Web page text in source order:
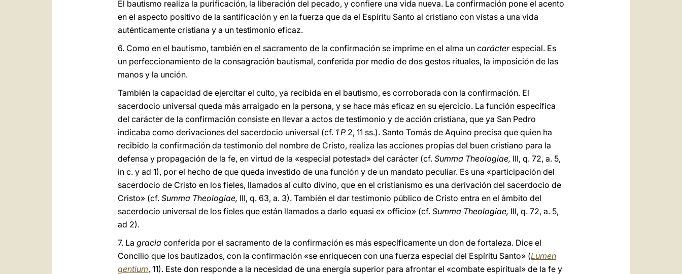
El bautismo realiza la purificación, la liberación del pecado, y confiere una vida nueva. La confirmación pone el acento
en el aspecto positivo de la santificación y en la fuerza que da el Espíritu Santo al cristiano con vistas a una vida
auténticamente cristiana y a un testimonio eficaz.
6. Como en el bautismo, también en el sacramento de la confirmación se imprime en el alma un carácterespecial. Es
un perfeccionamiento de la consagración bautismal, conferida por medio de dos gestos rituales, la imposición de las
manos y la unción.
También la capacidad de ejercitar el culto, ya recibida en el bautismo, es corroborada con la confirmación. El
sacerdocio universal queda más arraigado en la persona, y se hace más eficaz en su ejercicio. La función específica
del carácter de la confirmación consiste en llevar a actos de testimonio y de acción cristiana, que ya San Pedro
indicaba como derivaciones del sacerdocio universal (cf. 1 P 2, 11 ss.). Santo Tomás de Aquino precisa que quien ha
recibido la confirmación da testimonio del nombre de Cristo, realiza las acciones propias del buen cristiano para la
defensa y propagación de la fe, en virtud de la «especial potestad» del carácter (cf. Summa Theologiae, III, q. 72, a. 5,
in c. y ad 1), por el hecho de que queda investido de una función y de un mandato peculiar. Es una «participación del
sacerdocio de Cristo en los fieles, llamados al culto divino, que en el cristianismo es una derivación del sacerdocio de
Cristo» (cf. Summa Theologiae, III, q. 63, a. 3). También el dar testimonio público de Cristo entra en el ámbito del
sacerdocio universal de los fieles que están llamados a darlo «quasi ex officio» (cf. Summa Theologiae, III, q. 72, a. 5,
ad 2).
7. La gracia conferida por el sacramento de la confirmación es más específicamente un don de fortaleza. Dice el
Concilio que los bautizados, con la confirmación «se enriquecen con una fuerza especial del Espíritu Santo» (Lumen
gentium, 11). Este don responde a la necesidad de una energía superior para afrontar el «combate espiritual» de la fe y